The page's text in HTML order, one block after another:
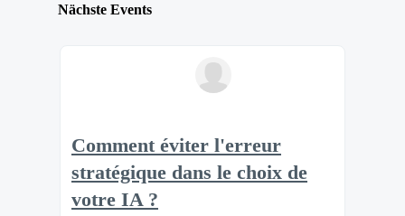
Nächste Events
Comment éviter l'erreur
stratégique dans le choix de
votre IA ?